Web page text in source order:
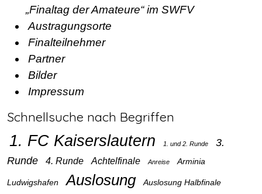
„Finaltag der Amateure“ im SWFV
Austragungsorte
Finalteilnehmer
Partner
Bilder
Impressum
Schnellsuche nach Begriffen
1. FC Kaiserslautern 1. und 2. Runde
3.
Runde
4. Runde Achtelfinale Anreise Arminia
Ludwigshafen Auslosung Auslosung Halbfinale